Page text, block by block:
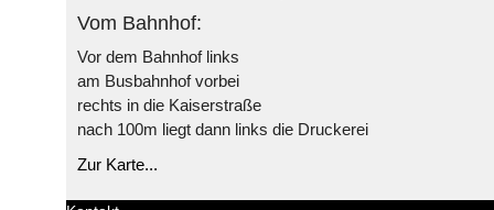
Vom Bahnhof:
Vor dem Bahnhof links
am Busbahnhof vorbei
rechts in die Kaiserstraße
nach 100m liegt dann links die Druckerei
Zur Karte...